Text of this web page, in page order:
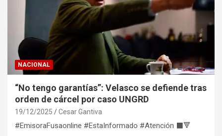
NACIONAL
“No tengo garantías”: Velasco se defiende tras
orden de cárcel por caso UNGRD
19/12/2025 Cesar Gantiva
#EmisoraFusaonline #EstaInformado #Atención ⬛🔻